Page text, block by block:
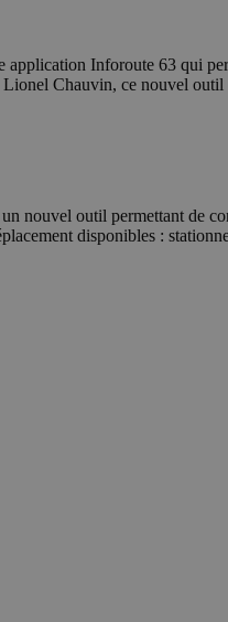
Inforoute 63 qui
Lionel Chauvin, ce nouvel
nouvel outil permettant de
disponibles :